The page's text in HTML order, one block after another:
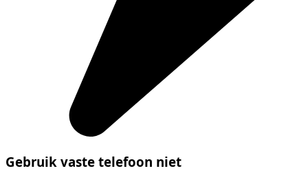
Gebruik vaste telefoon niet